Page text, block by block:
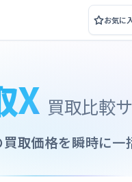
お気に
X 買取比較
取価格を瞬時に一